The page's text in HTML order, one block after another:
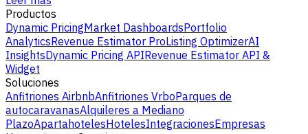
Productos
Dynamic PricingMarket DashboardsPortfolio
AnalyticsRevenue Estimator ProListing OptimizerAI
InsightsDynamic Pricing APIRevenue Estimator API &
Widget
Soluciones
Anfitriones AirbnbAnfitriones VrboParques de
autocaravanasAlquileres a Mediano
PlazoApartahotelesHotelesIntegracionesEmpresas